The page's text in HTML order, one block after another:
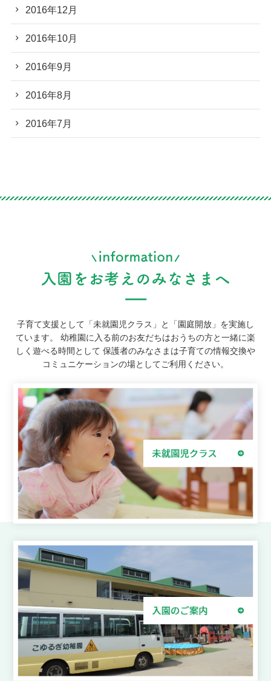
2016年12月
2016年10月
2016年9月
2016年8月
2016年7月
子育て支援として「未就園児クラス」と「園庭開放」を実施し
ています。
幼稚園に入る前のお友だちはおうちの方と一緒に楽
しく遊べる時間として 保護者のみなさまは子育ての情報交換や
コミュニケーションの場としてご利用ください。